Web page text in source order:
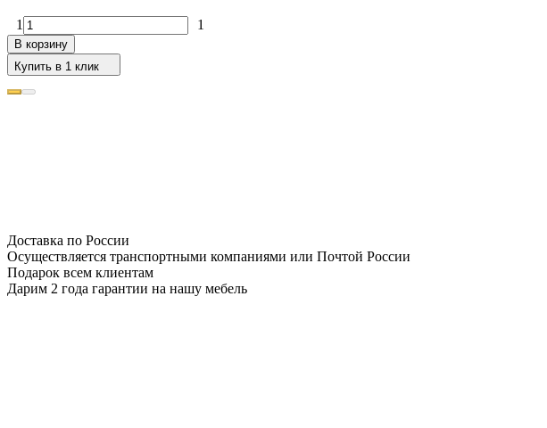
1 1
В корзину
Купить в 1 клик
Доставка по России
Осуществляется транспортными компаниями или Почтой России
Подарок всем клиентам
Дарим 2 года гарантии на нашу мебель